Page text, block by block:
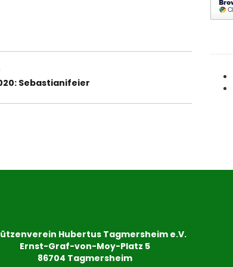
Sebastianifeier
Hubertus Tagmersheim e.V.
Ernst-Graf-von-Moy-Platz 5
86704 Tagmersheim